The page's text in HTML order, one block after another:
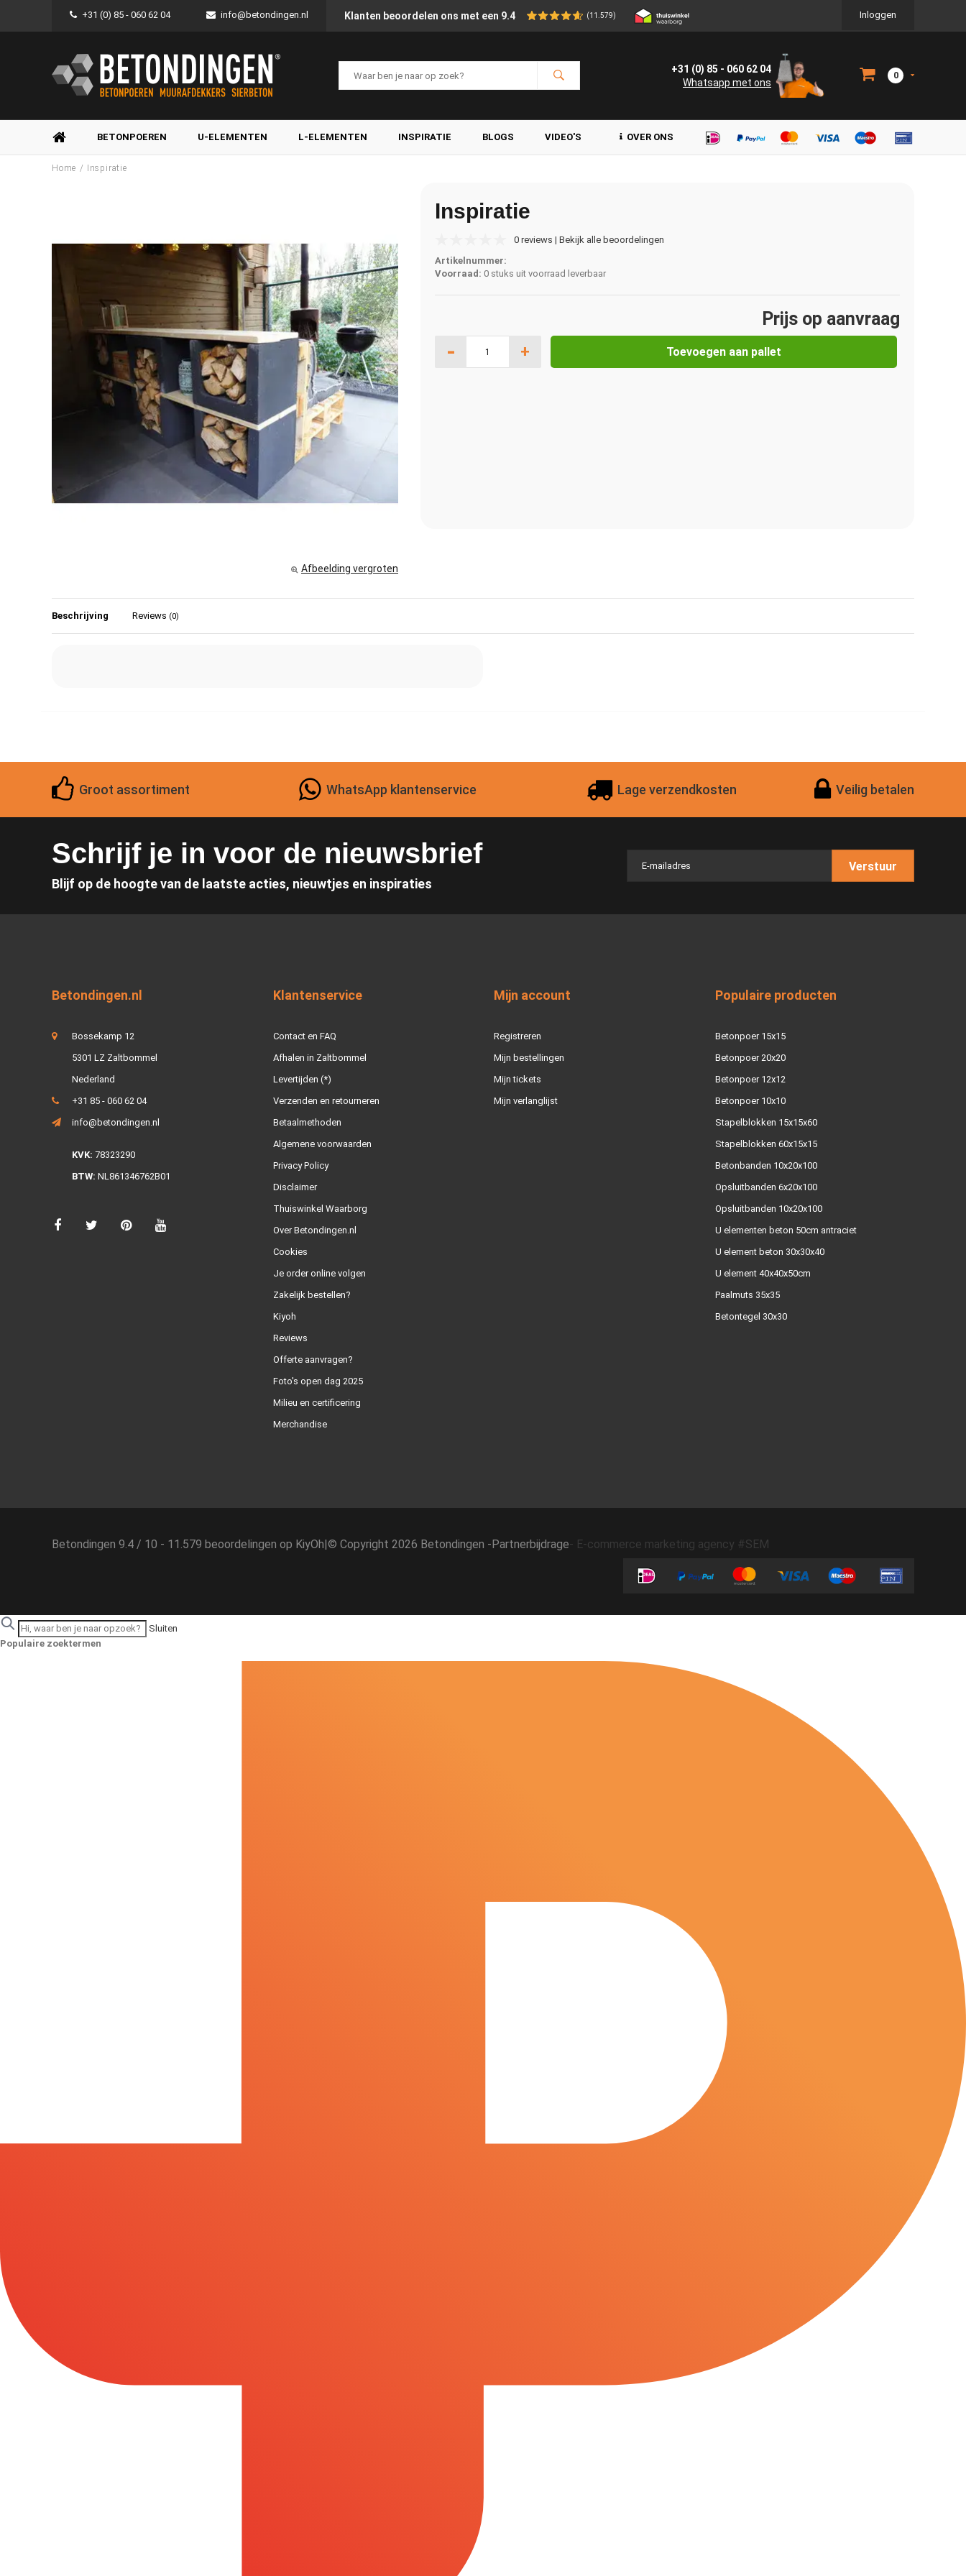
+31 (0) 85 - 060 62 04 info@betondingen.nl Klanten beoordelen ons met een 9.4 (11.579) Inloggen
+31 (0) 85 - 060 62 04
Whatsapp met ons
0
BETONPOEREN U-ELEMENTEN L-ELEMENTEN INSPIRATIE BLOGS VIDEO'S OVER ONS
Home / Inspiratie
Afbeelding vergroten
Inspiratie
0 reviews | Bekijk alle beoordelingen
Artikelnummer:
Voorraad: 0 stuks uit voorraad leverbaar
Prijs op aanvraag
- + Toevoegen aan pallet
Beschrijving Reviews (0)
Groot assortiment WhatsApp klantenservice Lage verzendkosten Veilig betalen
Schrijf je in voor de nieuwsbrief
Blijf op de hoogte van de laatste acties, nieuwtjes en inspiraties
Verstuur
Betondingen.nl
Bossekamp 12
5301 LZ Zaltbommel
Nederland
+31 85 - 060 62 04
info@betondingen.nl
KVK: 78323290
BTW: NL861346762B01
Klantenservice
Contact en FAQ
Afhalen in Zaltbommel
Levertijden (*)
Verzenden en retourneren
Betaalmethoden
Algemene voorwaarden
Privacy Policy
Disclaimer
Thuiswinkel Waarborg
Over Betondingen.nl
Cookies
Je order online volgen
Zakelijk bestellen?
Kiyoh
Reviews
Offerte aanvragen?
Foto's open dag 2025
Milieu en certificering
Merchandise
Mijn account
Registreren
Mijn bestellingen
Mijn tickets
Mijn verlanglijst
Populaire producten
Betonpoer 15x15
Betonpoer 20x20
Betonpoer 12x12
Betonpoer 10x10
Stapelblokken 15x15x60
Stapelblokken 60x15x15
Betonbanden 10x20x100
Opsluitbanden 6x20x100
Opsluitbanden 10x20x100
U elementen beton 50cm antraciet
U element beton 30x30x40
U element 40x40x50cm
Paalmuts 35x35
Betontegel 30x30
Betondingen 9.4 / 10 - 11.579 beoordelingen op KiyOh|© Copyright 2026 Betondingen -Partnerbijdrage- E-commerce marketing agency #SEM
Sluiten
Populaire zoektermen